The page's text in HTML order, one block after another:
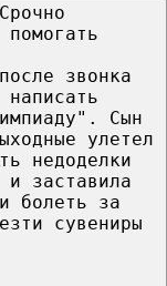
звонка
Сын
улетел
недоделки
заставила
болеть за
сувениры